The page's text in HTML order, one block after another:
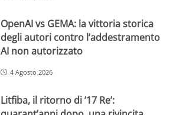
OpenAI vs GEMA: la vittoria storica
degli autori contro l’addestramento
AI non autorizzato
4 Agosto 2026
Litfiba, il ritorno di ’17 Re’: